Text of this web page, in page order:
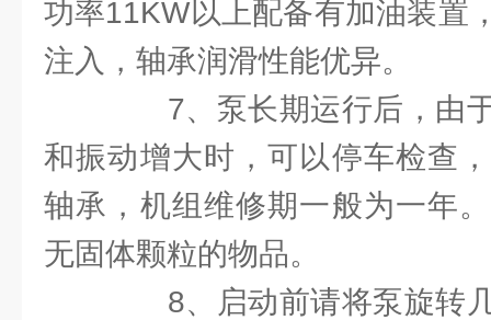
功率11KW以上配备有加油装置
注入，轴承润滑性能优异。
7、泵长期运行后，由于
和振动增大时，可以停车检查
轴承，机组维修期一般为一年
无固体颗粒的物品。
8、启动前请将泵旋转几